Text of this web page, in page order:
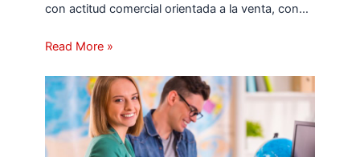
con actitud comercial orientada a la venta, con…
Read More »